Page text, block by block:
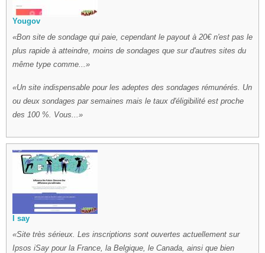
Yougov
Bon site de sondage qui paie, cependant le payout à 20€ n'est pas le
plus rapide à atteindre, moins de sondages que sur d'autres sites du
même type comme...
Un site indispensable pour les adeptes des sondages rémunérés. Un
ou deux sondages par semaines mais le taux d'éligibilité est proche
des 100 %. Vous...
I say
Site très sérieux. Les inscriptions sont ouvertes actuellement sur
Ipsos iSay pour la France, la Belgique, le Canada, ainsi que bien